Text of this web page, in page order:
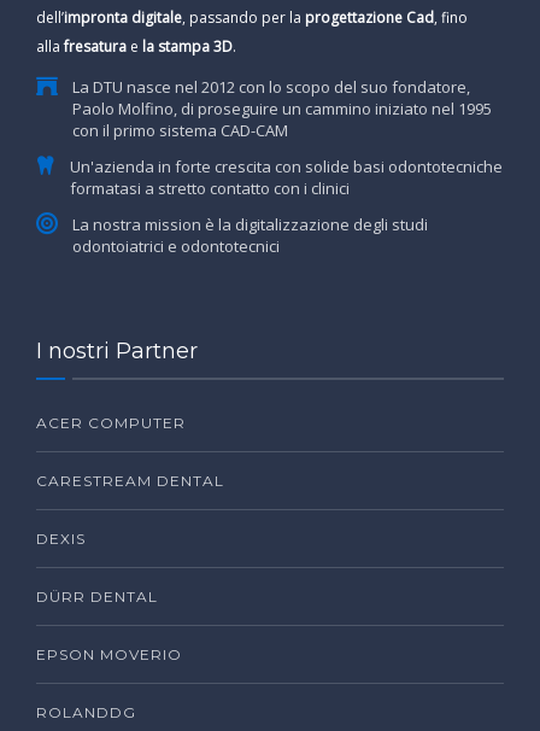
dell’impronta digitale, passando per la progettazione Cad, fino
allafresatura e la stampa 3D.
La DTU nasce nel 2012 con lo scopo del suo fondatore,
Paolo Molfino, di proseguire un cammino iniziato nel 1995
con il primo sistema CAD-CAM
Un'azienda in forte crescita con solide basi odontotecniche
formatasi a stretto contatto con i clinici
La nostra mission è la digitalizzazione degli studi
odontoiatrici e odontotecnici
I nostri Partner
ACER COMPUTER
CARESTREAM DENTAL
DEXIS
DÜRR DENTAL
EPSON MOVERIO
ROLANDDG